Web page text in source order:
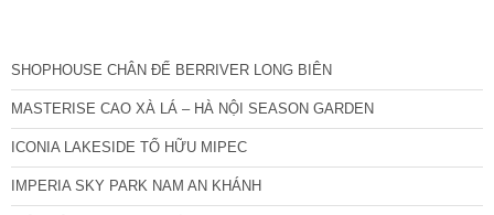
SHOPHOUSE CHÂN ĐẾ BERRIVER LONG BIÊN
MASTERISE CAO XÀ LÁ – HÀ NỘI SEASON GARDEN
ICONIA LAKESIDE TỐ HỮU MIPEC
IMPERIA SKY PARK NAM AN KHÁNH